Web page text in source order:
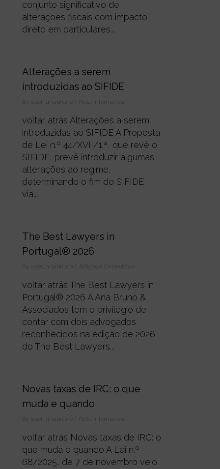
conjunto significativo de
alterações fiscais com impacto
direto em particulares...
Alterações a serem
introduzidas ao SIFIDE
By user_anabruno Nota informativa
voltar atrás Alterações a serem
introduzidas ao SIFIDE A Proposta
de Lei n.º 44/XVII/1.ª, que revê o
SIFIDE, prevê introduzir algumas
alterações ao regime,
determinando o fim do SIFIDE
via...
The Best Lawyers in
Portugal® 2026
By user_anabruno Artigos e Entrevistas
voltar atrás The Best Lawyers in
Portugal® 2026 A Ana Bruno &
Associados tem o privilégio de
contar com dois advogados
reconhecidos na edição de 2026
do The Best Lawyers...
Novas taxas de IRC: o que
muda e quando
By user_anabruno Nota informativa
voltar atrás Novas taxas de IRC: o
que muda e quando A Lei n.º
68/2025, de 7 de novembro veio